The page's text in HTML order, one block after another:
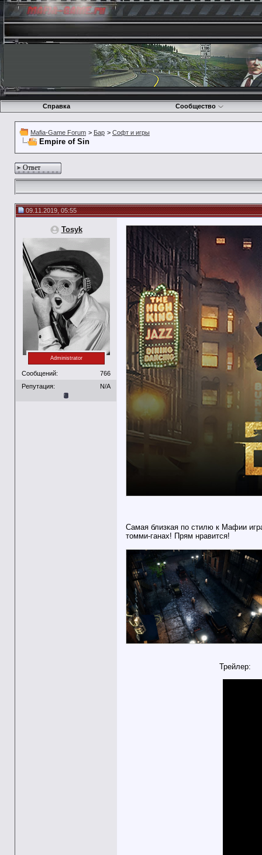
Справка Сообщество
Mafia-Game Forum > Бар > Софт и игры
Empire of Sin
Ответ
09.11.2019, 05:55
Tosyk
Administrator
Сообщений:
766
Репутация:
N/A
Самая близкая по стилю к Мафии
томми-ганах! Прям нравится!
Трейлер: